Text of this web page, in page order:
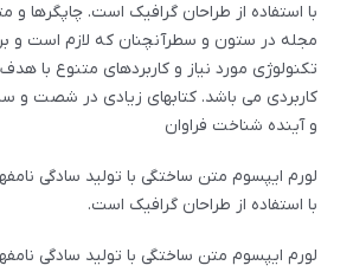
با استفاده از طراحان گرافیک است. چاپگرها و
مجله در ستون و سطرآنچنان که لازم است و
تکنولوژی مورد نیاز و کاربردهای متنوع با هدف
کاربردی می باشد. کتابهای زیادی در شصت و
و آینده شناخت فراوان
لورم ایپسوم متن ساختگی با تولید سادگی
با استفاده از طراحان گرافیک است.
لورم ایپسوم متن ساختگی با تولید سادگی